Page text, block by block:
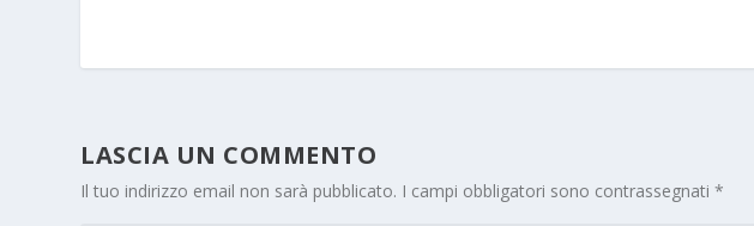
LASCIA UN COMMENTO
Il tuo indirizzo email non sarà pubblicato. I campi obbligatori sono contrassegnati*